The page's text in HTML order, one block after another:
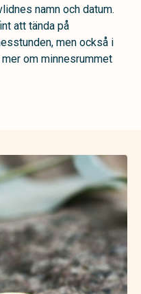
namn och datum.
att tända på
men också i
mer om minnesrummet